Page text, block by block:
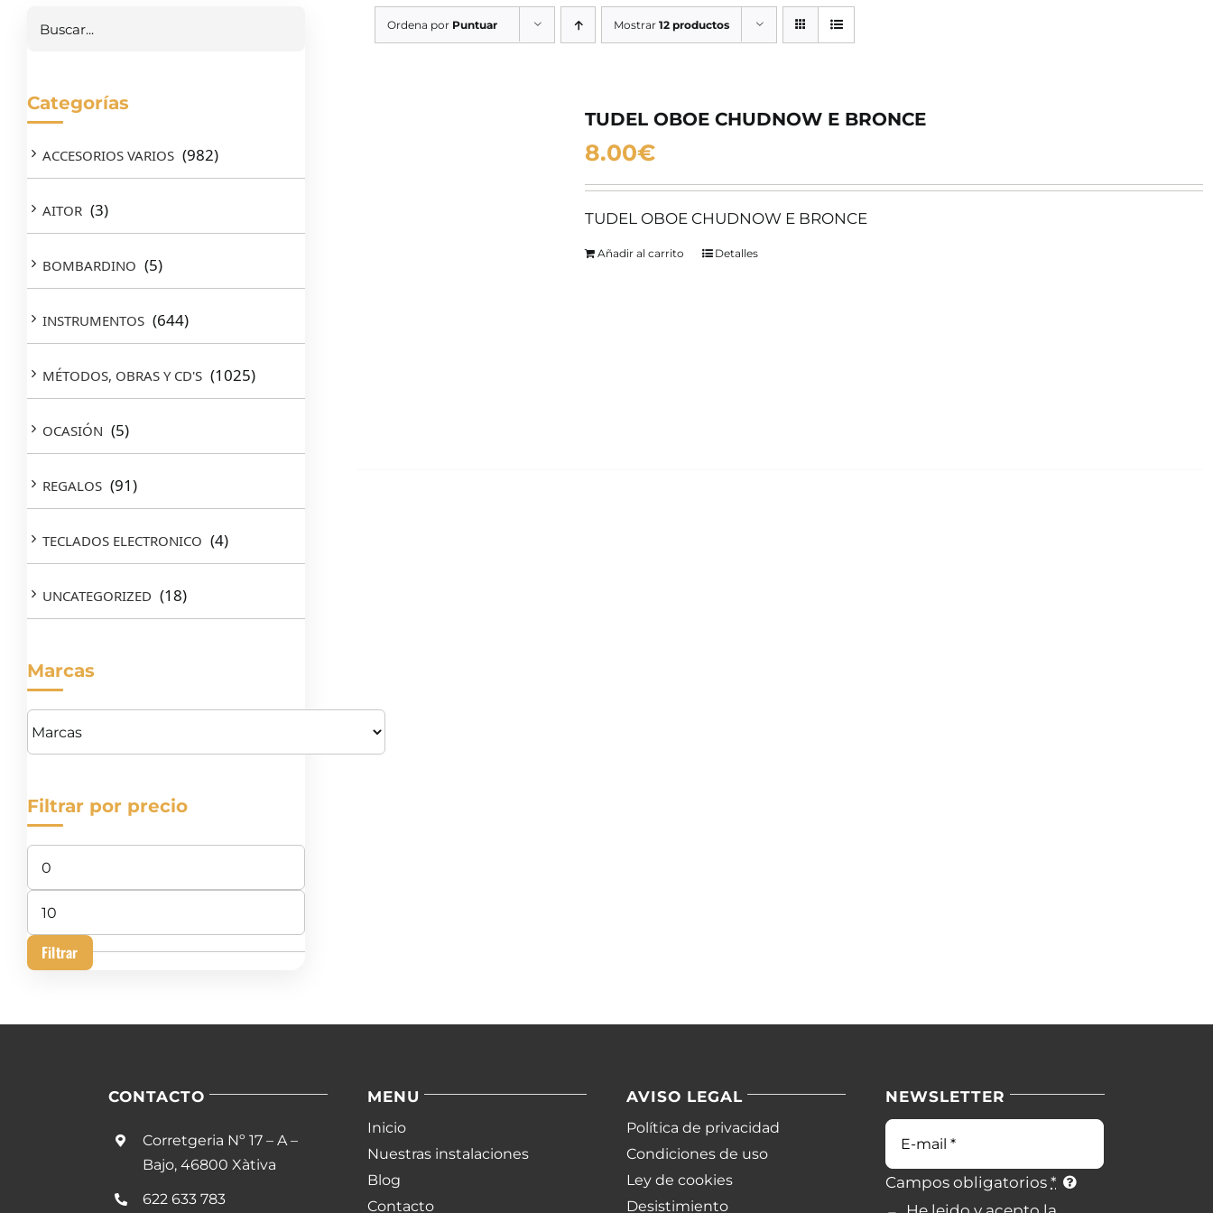
Ordena por Puntuar Mostrar12 productos
TUDEL OBOE CHUDNOW E BRONCE
8.00€
TUDEL OBOE CHUDNOW E BRONCE
Añadir al carrito Detalles
Categorías
ACCESORIOS VARIOS (982)
AITOR (3)
BOMBARDINO (5)
INSTRUMENTOS (644)
MÉTODOS, OBRAS Y CD'S (1025)
OCASIÓN (5)
REGALOS (91)
TECLADOS ELECTRONICO (4)
UNCATEGORIZED (18)
Marcas
Filtrar por precio
Precio
mínimo
Precio
máximo
Filtrar
CONTACTO
Corretgeria Nº 17 – A –
Bajo, 46800 Xàtiva
622 633 783
MENU
Inicio
Nuestras instalaciones
Blog
Contacto
AVISO LEGAL
Política de privacidad
Condiciones de uso
Ley de cookies
Desistimiento
NEWSLETTER
Correo
electrónico
Campos obligatorios*